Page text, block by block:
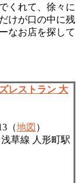
くれて、徐々に
けが口の中に残
なお店を探して
レストラン 大
（地図 ）
草線 人形町駅